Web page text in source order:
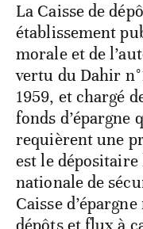
La Caisse de
établissement
morale et de
vertu du Dahir
1959, et chargé
fonds d’épargne
requièrent une
est le dépositaire
nationale de
Caisse